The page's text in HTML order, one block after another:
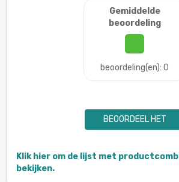
Gemiddelde
beoordeling
beoordeling(en): 0
BEOORDEEL HET
Klik hier om de lijst met
bekijken.